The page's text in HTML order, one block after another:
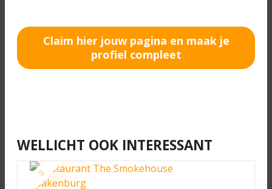
Claim hier jouw pagina en maak je
profiel compleet
WELLICHT OOK INTERESSANT